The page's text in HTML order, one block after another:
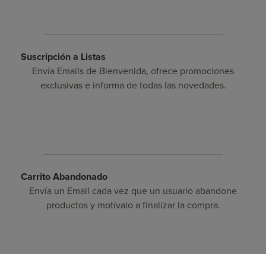
Suscripción a Listas
Envía Emails de Bienvenida, ofrece promociones
exclusivas e informa de todas las novedades.
Carrito Abandonado
Envía un Email cada vez que un usuario abandone
productos y motívalo a finalizar la compra.